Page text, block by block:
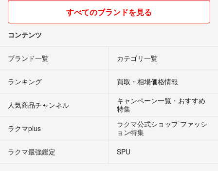
すべてのブランドを見る
コンテンツ
ブランド一覧 カテゴリ一覧
ランキング 買取・相場価格情報
人気商品チャンネル
キャンペーン一覧・おすすめ
特集
ラクマplus
ラクマ公式ショップ ファッシ
ョン特集
ラクマ最強鑑定
SPU